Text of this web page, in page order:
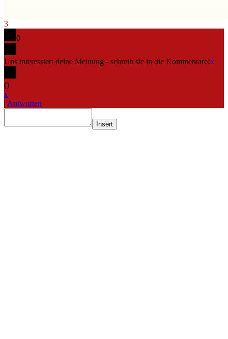
3
0
Uns interessiert deine Meinung - schreib sie in die Kommentare!x
()
x
| Antworten
Insert